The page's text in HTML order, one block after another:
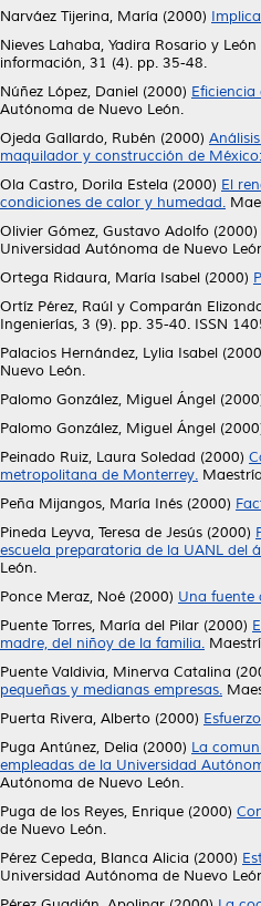
Narváez Tijerina, María (2000)
Nieves Lahaba, Yadira Rosario y
información, 31 (4). pp. 35-48.
Núñez López, Daniel (2000)
Autónoma de Nuevo León.
Ojeda Gallardo, Rubén (2000)
maquilador y construcción de
Ola Castro, Dorila Estela (2000) El
condiciones de calor y humedad.
Olivier Gómez, Gustavo Adolfo (2000)
Universidad Autónoma de Nuevo
Ortega Ridaura, María Isabel (2000)
Ortíz Pérez, Raúl y Comparán
Ingenierías, 3 (9). pp. 35-40. ISSN
Palacios Hernández, Lylia Isabel
Nuevo León.
Palomo González, Miguel Ángel
Palomo González, Miguel Ángel
Peinado Ruiz, Laura Soledad (2000)
metropolitana de Monterrey.
Peña Mijangos, María Inés (2000)
Pineda Leyva, Teresa de Jesús (2000)
escuela preparatoria de la UANL del
León.
Ponce Meraz, Noé (2000) Una fuente
Puente Torres, María del Pilar (2000)
madre, del niñoy de la familia.
Puente Valdivia, Minerva Catalina
pequeñas y medianas empresas.
Puerta Rivera, Alberto (2000)
Puga Antúnez, Delia (2000) La
empleadas de la Universidad
Autónoma de Nuevo León.
Puga de los Reyes, Enrique (2000)
de Nuevo León.
Pérez Cepeda, Blanca Alicia (2000)
Universidad Autónoma de Nuevo